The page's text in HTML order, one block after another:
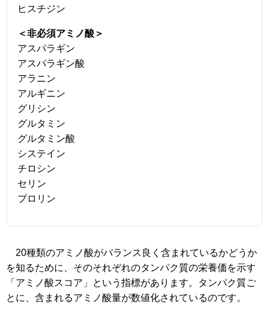
ヒスチジン
＜非必須アミノ酸＞
アスパラギン
アスパラギン酸
アラニン
アルギニン
グリシン
グルタミン
グルタミン酸
システイン
チロシン
セリン
プロリン
20種類のアミノ酸がバランス良く含まれているかどうか
を知るために、そのそれぞれのタンパク質の栄養価を示す
「アミノ酸スコア」という指標があります。タンパク質ご
とに、含まれるアミノ酸量が数値化されているのです。